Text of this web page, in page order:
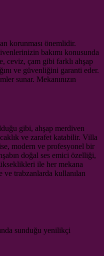
korunması önemlidir.
bakımı konusunda
ceviz, çam gibi farklı ahşap
ve güvenliğini garanti eder.
sunar. Mekanınızın
gibi, ahşap merdiven
ve zarafet katabilir. Villa
modern ve profesyonel bir
doğal ses emici özelliği,
ile her mekana
ve trabzanlarda kullanılan
sunduğu yenilikçi